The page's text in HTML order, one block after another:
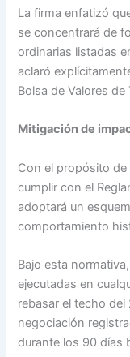
La firma enfatizó
se concentrará de
ordinarias listadas
aclaró
Bolsa de Valores de
Mitigación de
Con el propósito
cumplir con el
adoptará un
comportamiento
Bajo esta
ejecutadas en
rebasar el techo
negociación
durante los 90 días